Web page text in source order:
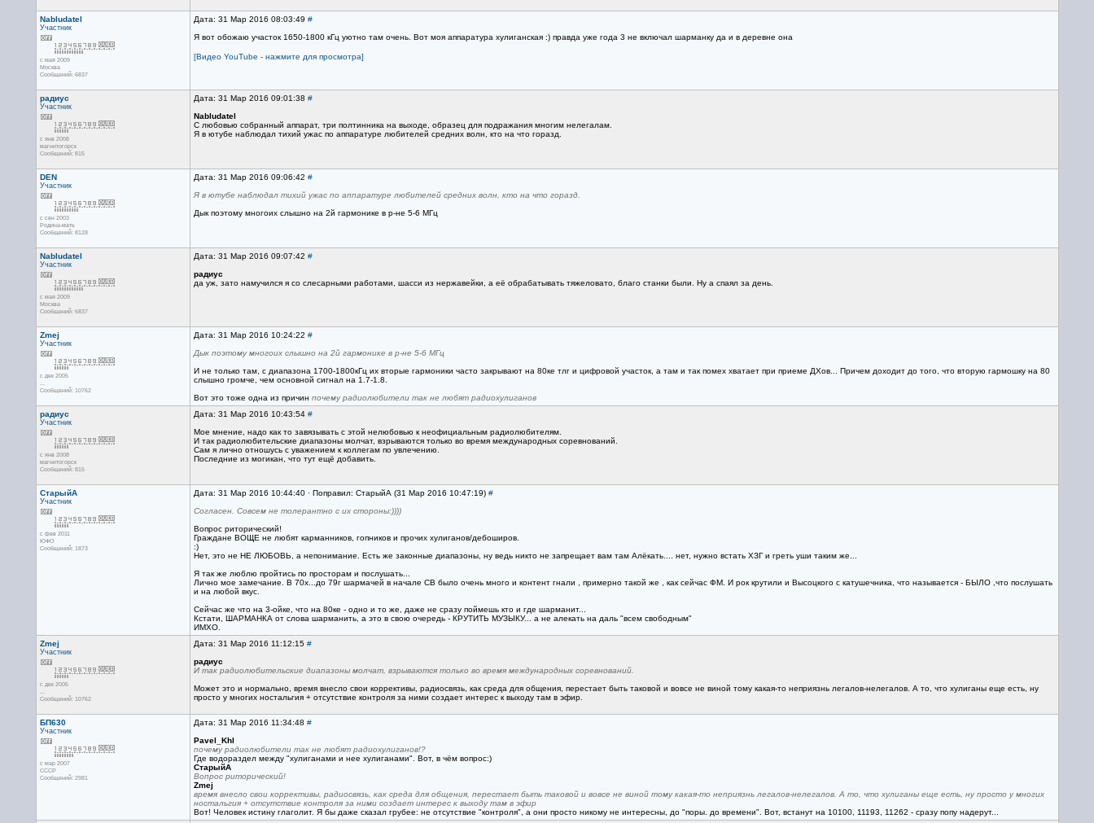
Nabludatel
Участник
с мая 2009
Москва
Сообщений: 6837
Дата: 31 Мар 2016 08:03:49 #
Я вот обожаю участок 1650-1800 кГц уютно там очень. Вот моя аппаратура хулиганская :) правда уже года 3 не включал шарманку да и в деревне она
[Видео YouTube - нажмите для просмотра]
радиус
Участник
с янв 2008
магнитогорск
Сообщений: 815
Дата: 31 Мар 2016 09:01:38 #
Nabludatel
С любовью собранный аппарат, три полтинника на выходе, образец для подражания многим нелегалам.
Я в ютубе наблюдал тихий ужас по аппаратуре любителей средних волн, кто на что горазд.
DEN
Участник
с сен 2003
Родина-мать
Сообщений: 8128
Дата: 31 Мар 2016 09:06:42 #
Я в ютубе наблюдал тихий ужас по аппаратуре любителей средних волн, кто на что горазд.
Дык поэтому многоих слышно на 2й гармонике в р-не 5-6 МГц
Nabludatel
Участник
с мая 2009
Москва
Сообщений: 6837
Дата: 31 Мар 2016 09:07:42 #
радиус
да уж, зато намучился я со слесарными работами, шасси из нержавейки, а её обрабатывать тяжеловато, благо станки были. Ну а спаял за день.
Zmej
Участник
с дек 2005
...
Сообщений: 10762
Дата: 31 Мар 2016 10:24:22 #
Дык поэтому многоих слышно на 2й гармонике в р-не 5-6 МГц
И не только там, с диапазона 1700-1800кГц их вторые гармоники часто закрывают на 80ке тлг и цифровой участок, а там и так помех хватает при приеме ДХов... Причем доходит до того, что вторую гармошку на 80
слышно громче, чем основной сигнал на 1.7-1.8.
Вот это тоже одна из причин почему радиолюбители так не любят радиохулиганов
радиус
Участник
с янв 2008
магнитогорск
Сообщений: 815
Дата: 31 Мар 2016 10:43:54 #
Мое мнение, надо как то завязывать с этой нелюбовью к неофициальным радиолюбителям.
И так радиолюбительские диапазоны молчат, взрываются только во время международных соревнований.
Сам я лично отношусь с уважением к коллегам по увлечению.
Последние из могикан, что тут ещё добавить.
СтарыйА
Участник
с фев 2011
ЮФО
Сообщений: 1873
Дата: 31 Мар 2016 10:44:40 · Поправил: СтарыйА (31 Мар 2016 10:47:19) #
Согласен. Совсем не толерантно с их стороны:))))
Вопрос риторический!
Граждане ВОЩЕ не любят карманников, гопников и прочих хулиганов/дебоширов.
:)
Нет, это не НЕ ЛЮБОВЬ, а непонимание. Есть же законные диапазоны, ну ведь никто не запрещает вам там Алёкать.... нет, нужно встать ХЗГ и греть уши таким же...
Я так же люблю пройтись по просторам и послушать...
Лично мое замечание. В 70х...до 79г шармачей в начале СВ было очень много и контент гнали , примерно такой же , как сейчас ФМ. И рок крутили и Высоцкого с катушечника, что называется - БЫЛО ,что послушать
и на любой вкус.
Сейчас же что на 3-ойке, что на 80ке - одно и то же, даже не сразу поймешь кто и где шарманит...
Кстати, ШАРМАНКА от слова шарманить, а это в свою очередь - КРУТИТЬ МУЗЫКУ... а не алекать на даль "всем свободным"
ИМХО.
Zmej
Участник
с дек 2005
...
Сообщений: 10762
Дата: 31 Мар 2016 11:12:15 #
радиус
И так радиолюбительские диапазоны молчат, взрываются только во время международных соревнований.
Может это и нормально, время внесло свои коррективы, радиосвязь, как среда для общения, перестает быть таковой и вовсе не виной тому какая-то неприязнь легалов-нелегалов. А то, что хулиганы еще есть, ну
просто у многих ностальгия + отсутствие контроля за ними создает интерес к выходу там в эфир.
БП630
Участник
с мар 2007
CCCP
Сообщений: 2981
Дата: 31 Мар 2016 11:34:48 #
Pavel_Khl
почему радиолюбители так не любят радиохулиганов!?
Где водораздел между "хулиганами и нее хулиганами". Вот, в чём вопрос:)
СтарыйА
Вопрос риторический!
Zmej
время внесло свои коррективы, радиосвязь, как среда для общения, перестает быть таковой и вовсе не виной тому какая-то неприязнь легалов-нелегалов. А то, что хулиганы еще есть, ну просто у многих
ностальгия + отсутствие контроля за ними создает интерес к выходу там в эфир
Вот! Человек истину глаголит. Я бы даже сказал грубее: не отсутствие "контроля", а они просто никому не интересны, до "поры. до времени". Вот, встанут на 10100, 11193, 11262 - сразу попу надерут...